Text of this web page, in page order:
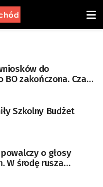
do
BO zakończona. Czas
Szkolny Budżet
o głosy
W środę rusza